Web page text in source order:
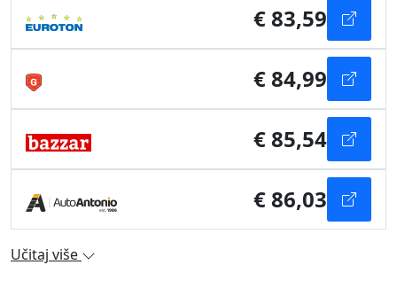
€ 83,59
€ 84,99
€ 85,54
€ 86,03
Učitaj više